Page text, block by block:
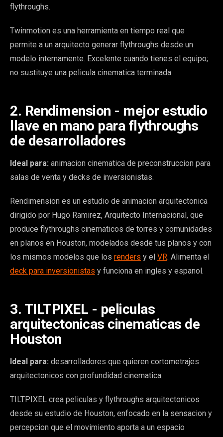
flythroughs.
Twinmotion es una herramienta en tiempo real que
permite a un arquitecto generar flythroughs desde un
modelo internamente. Excelente cuando tienes el equipo;
no sustituye una pelicula cinematica terminada.
2. Rendimension - mejor estudio
llave en mano para flythroughs
de desarrolladores
Ideal para: animacion cinematica de preconstruccion para
salas de venta y decks de inversionistas.
Rendimension es un estudio de animacion arquitectonica
dirigido por Hugo Ramirez, Arquitecto Internacional, que
produce flythroughs cinematicos de torres y comunidades
en planos en Houston, modelados desde tus planos y con
los mismos modelos que los renders y el VR. Alimenta el
deck para inversionistas y funciona en ingles y espanol.
3. TILTPIXEL - peliculas
arquitectonicas cinematicas de
Houston
Ideal para: desarrolladores que quieren cortometrajes
arquitectonicos con profundidad cinematica.
TILTPIXEL crea peliculas y flythroughs arquitectonicos
desde su estudio de Houston, enfocado en la sensacion y
percepcion que el movimiento aporta a un espacio